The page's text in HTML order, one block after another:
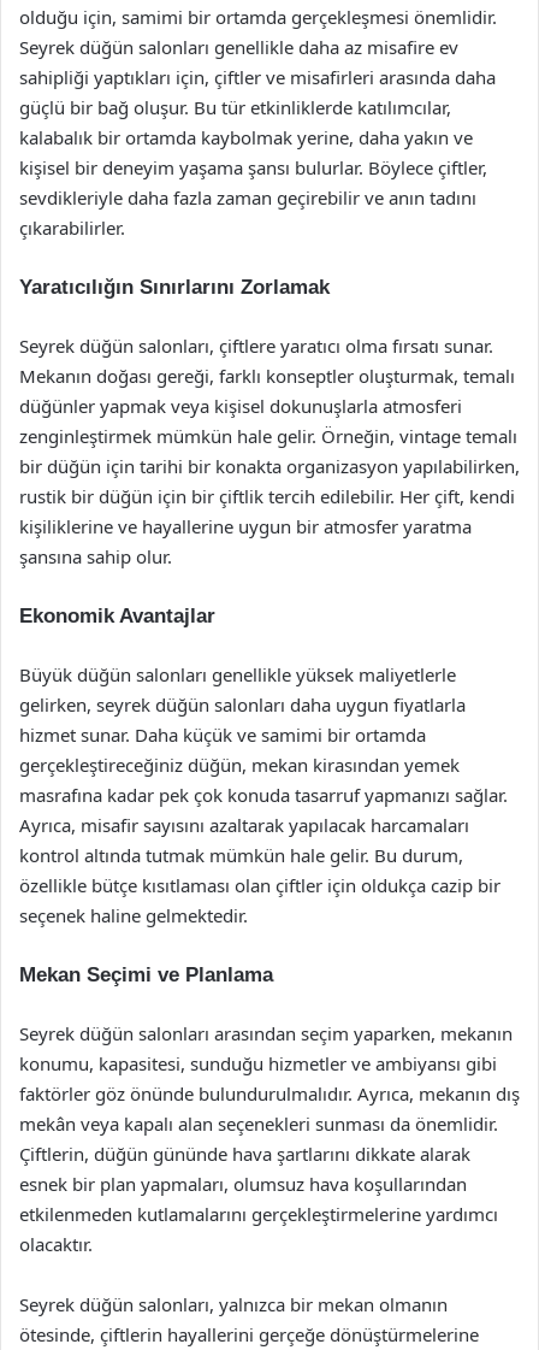
olduğu için, samimi bir ortamda gerçekleşmesi önemlidir.
Seyrek düğün salonları genellikle daha az misafire ev
sahipliği yaptıkları için, çiftler ve misafirleri arasında daha
güçlü bir bağ oluşur. Bu tür etkinliklerde katılımcılar,
kalabalık bir ortamda kaybolmak yerine, daha yakın ve
kişisel bir deneyim yaşama şansı bulurlar. Böylece çiftler,
sevdikleriyle daha fazla zaman geçirebilir ve anın tadını
çıkarabilirler.
Yaratıcılığın Sınırlarını Zorlamak
Seyrek düğün salonları, çiftlere yaratıcı olma fırsatı sunar.
Mekanın doğası gereği, farklı konseptler oluşturmak, temalı
düğünler yapmak veya kişisel dokunuşlarla atmosferi
zenginleştirmek mümkün hale gelir. Örneğin, vintage temalı
bir düğün için tarihi bir konakta organizasyon yapılabilirken,
rustik bir düğün için bir çiftlik tercih edilebilir. Her çift, kendi
kişiliklerine ve hayallerine uygun bir atmosfer yaratma
şansına sahip olur.
Ekonomik Avantajlar
Büyük düğün salonları genellikle yüksek maliyetlerle
gelirken, seyrek düğün salonları daha uygun fiyatlarla
hizmet sunar. Daha küçük ve samimi bir ortamda
gerçekleştireceğiniz düğün, mekan kirasından yemek
masrafına kadar pek çok konuda tasarruf yapmanızı sağlar.
Ayrıca, misafir sayısını azaltarak yapılacak harcamaları
kontrol altında tutmak mümkün hale gelir. Bu durum,
özellikle bütçe kısıtlaması olan çiftler için oldukça cazip bir
seçenek haline gelmektedir.
Mekan Seçimi ve Planlama
Seyrek düğün salonları arasından seçim yaparken, mekanın
konumu, kapasitesi, sunduğu hizmetler ve ambiyansı gibi
faktörler göz önünde bulundurulmalıdır. Ayrıca, mekanın dış
mekân veya kapalı alan seçenekleri sunması da önemlidir.
Çiftlerin, düğün gününde hava şartlarını dikkate alarak
esnek bir plan yapmaları, olumsuz hava koşullarından
etkilenmeden kutlamalarını gerçekleştirmelerine yardımcı
olacaktır.
Seyrek düğün salonları, yalnızca bir mekan olmanın
ötesinde, çiftlerin hayallerini gerçeğe dönüştürmelerine